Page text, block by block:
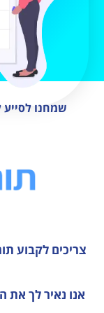
שמחנו לסייע
צריכים לקבוע
אנו נאיר לך